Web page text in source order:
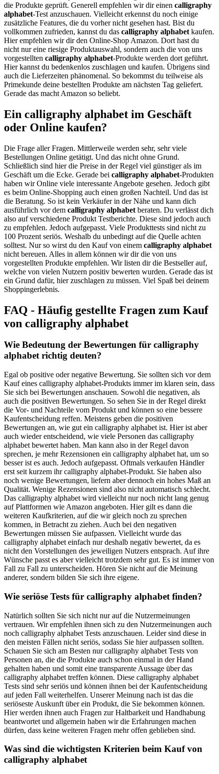
die Produkte geprüft. Generell empfehlen wir dir einen calligraphy
alphabet-Test anzuschauen. Vielleicht erkennst du noch einige
zusätzliche Features, die du vorher nicht gesehen hast. Bist du
vollkommen zufrieden, kannst du das calligraphy alphabet kaufen.
Hier empfehlen wir dir den Online-Shop Amazon. Dort hast du
nicht nur eine riesige Produktauswahl, sondern auch die von uns
vorgestellten calligraphy alphabet-Produkte werden dort geführt.
Hier kannst du bedenkenlos zuschlagen und kaufen. Übrigens sind
auch die Lieferzeiten phänomenal. So bekommst du teilweise als
Primekunde deine bestellten Produkte am nächsten Tag geliefert.
Gerade das macht Amazon so beliebt.
Ein calligraphy alphabet im Geschäft
oder Online kaufen?
Die Frage aller Fragen. Mittlerweile werden sehr, sehr viele
Bestellungen Online getätigt. Und das nicht ohne Grund.
Schließlich sind hier die Preise in der Regel viel günstiger als im
Geschäft um die Ecke. Gerade bei calligraphy alphabet-Produkten
haben wir Online viele interessante Angebote gesehen. Jedoch gibt
es beim Online-Shopping auch einen großen Nachteil. Und das ist
die Beratung. So ist kein Verkäufer in der Nähe und kann dich
ausführlich vor dem calligraphy alphabet beraten. Du verlässt dich
also auf verschiedene Produkt Testberichte. Diese sind jedoch auch
zu empfehlen. Jedoch aufgepasst. Viele Produkttests sind nicht zu
100 Prozent seriös. Weshalb du unbedingt auf die Quelle achten
solltest. Nur so wirst du den Kauf von einem calligraphy alphabet
nicht bereuen. Alles in allem können wir dir die von uns
vorgestellten Produkte empfehlen. Wir listen dir die Bestseller auf,
welche von vielen Nutzern positiv bewerten wurden. Gerade das ist
ein Grund dafür, hier zuschlagen zu müssen. Viel Spaß bei deinem
Shoppingerlebnis.
FAQ - Häufig gestellte Fragen zum Kauf
von calligraphy alphabet
Wie Bedeutung der Bewertungen für calligraphy
alphabet richtig deuten?
Egal ob positive oder negative Bewertung. Sie sollten sich vor dem
Kauf eines calligraphy alphabet-Produkts immer im klaren sein, dass
Sie sich bei Bewertungen anschauen. Sowohl die negativen, als
auch die positiven Bewertungen. So sehen Sie in der Regel direkt
die Vor- und Nachteile vom Produkt und können so eine bessere
Kaufentscheidung reffen. Meistens geben die positiven
Bewertungen an, wie gut ein calligraphy alphabet ist. Hier ist aber
auch wieder entscheidend, wie viele Personen das calligraphy
alphabet bewertet haben. Man kann also in der Regel davon
sprechen, je mehr Rezensionen ein calligraphy alphabet hat, um so
besser ist es auch. Jedoch aufgepasst. Oftmals verkaufen Händler
erst seit kurzem ihr calligraphy alphabet-Produkt. Sie haben also
noch wenige Bewertungen, liefern aber dennoch ein hohes Maß an
Qualität. Wenige Rezensionen sind also nicht automatisch schlecht.
Das calligraphy alphabet wird vielleicht nur noch nicht lang genug
auf Plattformen wie Amazon angeboten. Hier gilt es dann die
weiteren Kaufkriterien, auf die wir gleich noch zu sprechen
kommen, in Betracht zu ziehen. Auch bei den negativen
Bewertungen müssen Sie aufpassen. Vielleicht wurde das
calligraphy alphabet einfach nur deshalb negativ bewertet, da es
nicht den Vorstellungen des jeweiligen Nutzers entsprach. Auf ihre
Wünsche passt es aber vielleicht trotzdem sehr gut. Es ist immer von
Fall zu Fall zu unterscheiden. Hören Sie nicht auf die Meinung
anderer, sondern bilden Sie sich ihre eigene.
Wie seriöse Tests für calligraphy alphabet finden?
Natürlich sollten Sie sich nicht nur auf die Nutzermeinungen
vertrauen. Wir empfehlen ihnen sich zu den Nutzermeinungen auch
noch calligraphy alphabet Tests anzuschauen. Leider sind diese in
den meisten Fällen nicht seriös, sodass Sie hier aufpassen sollten.
Schauen Sie sich am Besten nur calligraphy alphabet Tests von
Personen an, die die Produkte auch schon einmal in der Hand
gehalten haben und somit eine transparente Aussage über das
calligraphy alphabet treffen können. Diese calligraphy alphabet
Tests sind sehr seriös und können ihnen bei der Kaufentscheidung
auf jeden Fall weiterhelfen. Unserer Meinung nach ist das die
seriöseste Auskunft über ein Produkt, die Sie bekommen können.
Hier werden ihnen auch Fragen zur Haltbarkeit und Handhabung
beantwortet und allgemein haben wir die Erfahrungen machen
dürfen, dass keine weiteren Fragen mehr offen geblieben sind.
Was sind die wichtigsten Kriterien beim Kauf von
calligraphy alphabet